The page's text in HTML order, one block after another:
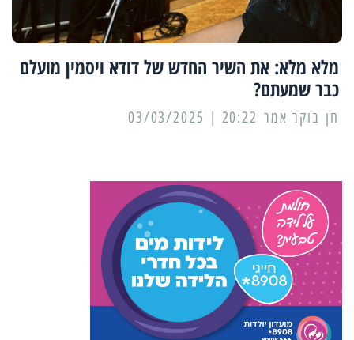
מלא מלא: את השיר החדש של דודא ויסמין מועלם
כבר שמעתם?
20:22 | 03/03/2025